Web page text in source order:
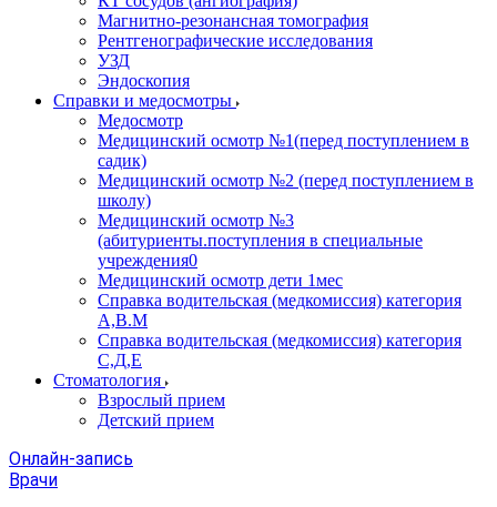
Магнитно-резонансная томография
Рентгенографические исследования
УЗД
Эндоскопия
Справки и медосмотры
Медосмотр
Медицинский осмотр №1(перед поступлением в
садик)
Медицинский осмотр №2 (перед поступлением в
школу)
Медицинский осмотр №3
(абитуриенты.поступления в специальные
учреждения0
Медицинский осмотр дети 1мес
Справка водительская (медкомиссия) категория
А,В.М
Справка водительская (медкомиссия) категория
С,Д,Е
Стоматология
Взрослый прием
Детский прием
Онлайн-запись
Врачи